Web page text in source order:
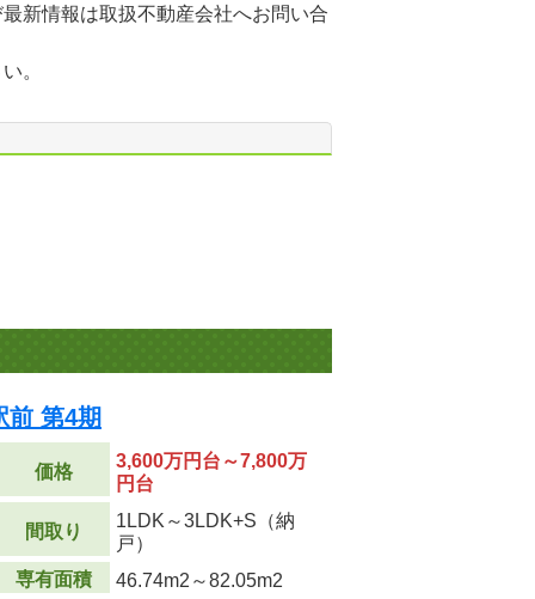
新情報は取扱不動産会社へお問い合
。
前 第4期
価格
3,600万円台～7,800万
円台
間取り
1LDK～3LDK+S（納
戸）
専有面積
46.74m2 ～82.05m2